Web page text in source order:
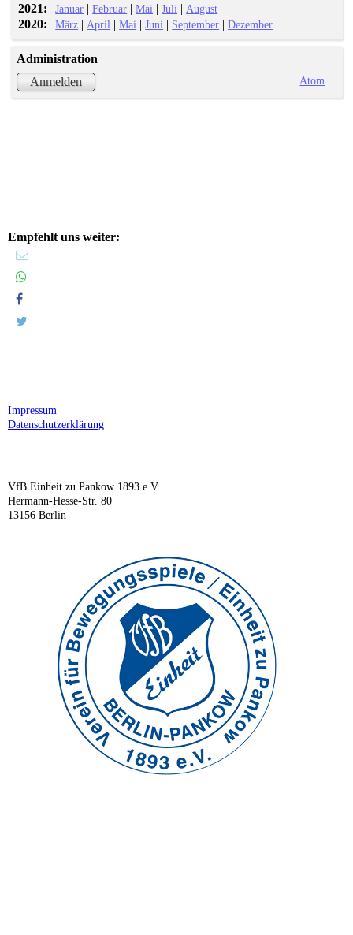
2021: Januar |Februar |Mai |Juli | August
2020: März | April |Mai |Juni | September |Dezember
Administration
Anmelden
Atom
Empfehlt uns weiter:
Impressum
Datenschutzerklärung
VfB Einheit zu Pankow 1893 e.V.
Hermann-Hesse-Str. 80
13156 Berlin